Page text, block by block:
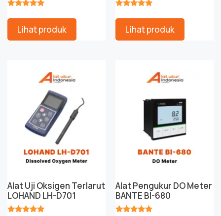
Lihat produk Lihat produk
Alat Uji Oksigen Terlarut
LOHAND LH-D701
Alat Pengukur DO Meter
BANTE BI-680